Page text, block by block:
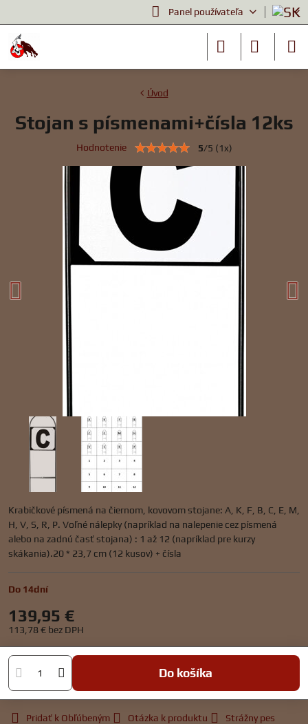
Panel používateľa
Úvod
Stojan s písmenami+čísla 12ks
Hodnotenie 5/5 (1x)
Krabičkové písmená na čiernom, kovovom stojane: A, K, F, B, C, E, M,
H, V, S, R, P. Voľné nálepky (napríklad na nalepenie cez písmená
alebo na zadnú časť stojana) : 1 až 12 (napríklad pre kurzy
skákania).20 * 23,7 cm (12 kusov) + čísla
Do 14dní
139,95 €
113,78 € bez DPH
Do košíka
Pridať k Obľúbeným Otázka k produktu
Strážny pes